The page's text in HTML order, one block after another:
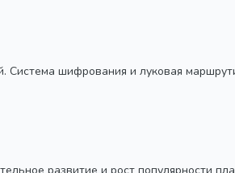
Система шифрования и луковая